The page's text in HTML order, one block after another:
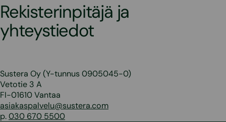
Rekisterinpitäjä ja
yhteystiedot
Sustera Oy (Y-tunnus 0905045-0)
Vetotie 3 A
FI-01610 Vantaa
asiakaspalvelu@sustera.com
p.030 670 5500